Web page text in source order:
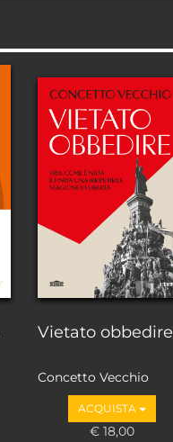
Vietato obbedire
Concetto Vecchio
ACQUISTA
€ 18,00